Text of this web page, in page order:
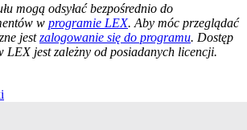
mogą odsyłać bezpośrednio do
w programie LEX. Aby móc przeglądać
jestzalogowanie się do programu. Dostęp
LEX jest zależny od posiadanych licencji.